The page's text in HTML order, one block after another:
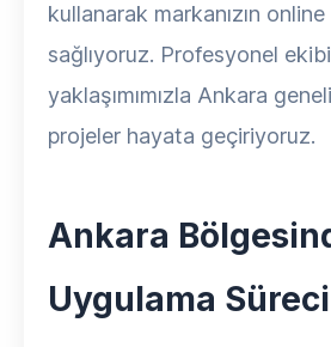
kullanarak markanızın online
sağlıyoruz. Profesyonel
yaklaşımımızla Ankara
projeler hayata geçiriyoruz.
Ankara
Uygulama Süreci